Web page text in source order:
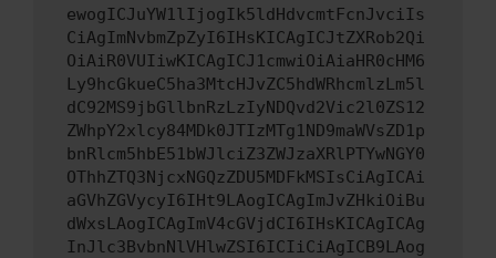
ewogICJuYW1lIjogIk5ldHdvcmtFcnJvciIs
CiAgImNvbmZpZyI6IHsKICAgICJtZXRob2Qi
OiAiR0VUIiwKICAgICJ1cmwiOiAiaHR0cHM6
Ly9hcGkueC5ha3MtcHJvZC5hdWRhcmlzLm5l
dC92MS9jbGllbnRzLzIyNDQvd2Vic2l0ZS12
ZWhpY2xlcy84MDk0JTIzMTg1ND9maWVsZD1p
bnRlcm5hbE51bWJlciZ3ZWJzaXRlPTYwNGY0
OThhZTQ3NjcxNGQzZDU5MDFkMSIsCiAgICAi
aGVhZGVycyI6IHt9LAogICAgImJvZHkiOiBu
dWxsLAogICAgImV4cGVjdCI6IHsKICAgICAg
InJlc3BvbnNlVHlwZSI6ICIiCiAgICB9LAog